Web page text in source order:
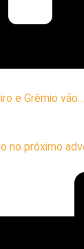
e Grêmio vão...